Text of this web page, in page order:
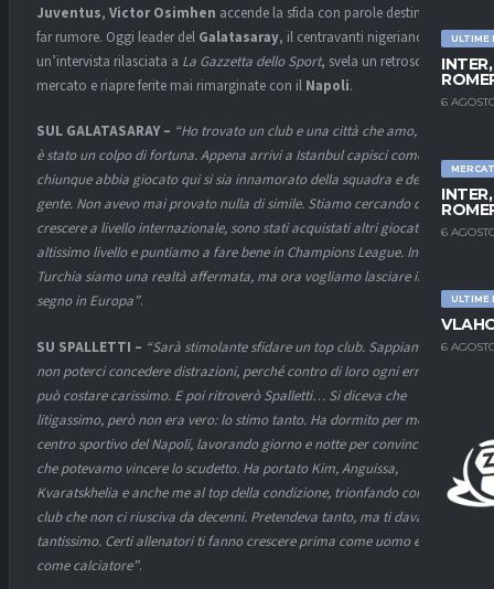
ULTIME
6
6
ULTIME
6
Juventus, Victor Osimhen accende la sfida con parole destinate a
far rumore. Oggi leader del Galatasaray, il centravanti nigeriano, in
un’intervista rilasciata a La Gazzetta dello Sport, svela un retroscena di
mercato e riapre ferite mai rimarginate con il Napoli.
SUL GALATASARAY – “Ho trovato un club e una città che amo, forse
è stato un colpo di fortuna. Appena arrivi a Istanbul capisci come mai
chiunque abbia giocato qui si sia innamorato della squadra e della
gente. Non avevo mai provato nulla di simile. Stiamo cercando di
crescere a livello internazionale, sono stati acquistati altri giocatori di
altissimo livello e puntiamo a fare bene in Champions League. In
Turchia siamo una realtà affermata, ma ora vogliamo lasciare il
segno in Europa”.
SU SPALLETTI – “Sarà stimolante sfidare un top club. Sappiamo di
non poterci concedere distrazioni, perché contro di loro ogni errore
può costare carissimo. E poi ritroverò Spalletti… Si diceva che
litigassimo, però non era vero: lo stimo tanto. Ha dormito per mesi nel
centro sportivo del Napoli, lavorando giorno e notte per convincerci
che potevamo vincere lo scudetto. Ha portato Kim, Anguissa,
Kvaratskhelia e anche me al top della condizione, trionfando con un
club che non ci riusciva da decenni. Pretendeva tanto, ma ti dava
tantissimo. Certi allenatori ti fanno crescere prima come uomo e poi
come calciatore”.